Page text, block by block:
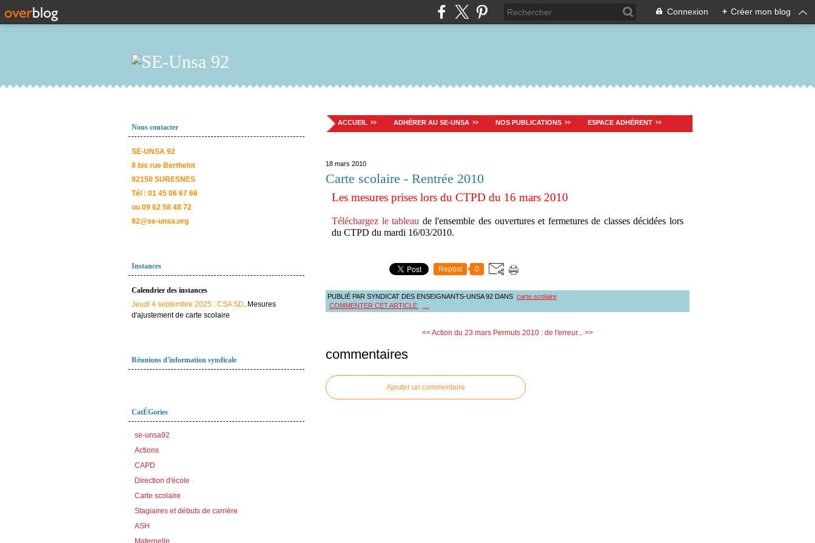
Connexion + Créer mon blog
Nous contacter
SE-UNSA 92
8 bis rue Berthelot
92150 SURESNES
Tél : 01 45 06 67 66
ou 09 62 58 48 72
92@se-unsa.org
Instances
Calendrier des instances
Jeudi 4 septembre 2025 : CSA SD. Mesures
d'ajustement de carte scolaire
Réunions d'information syndicale
CatÉGories
se-unsa92
Actions
CAPD
Direction d'école
Carte scolaire
Stagiaires et débuts de carrière
ASH
Maternelle
ACCUEIL ADHÉRER AU SE-UNSA NOS PUBLICATIONS ESPACE ADHÉRENT
18 mars 2010
Carte scolaire - Rentrée 2010
Les mesures prises lors du CTPD du 16 mars 2010
Téléchargez le tableau de l'ensemble des ouvertures et fermetures de classes décidées lors
du CTPD du mardi 16/03/2010.
Repost 0
PUBLIÉ PAR SYNDICAT DES ENSEIGNANTS-UNSA 92 DANS carte scolaire
COMMENTER CET ARTICLE
<< Action du 23 mars Permuts 2010 : de l'erreur... >>
commentaires
Ajouter un commentaire